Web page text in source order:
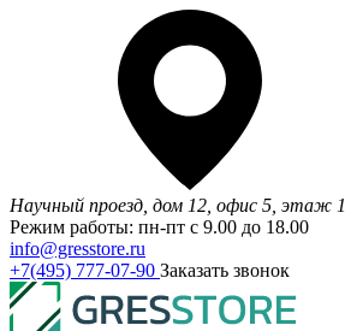
Научный проезд, дом 12, офис 5, этаж 1
Режим работы: пн-пт с 9.00 до 18.00
info@gresstore.ru
+7(495) 777-07-90 Заказать звонок